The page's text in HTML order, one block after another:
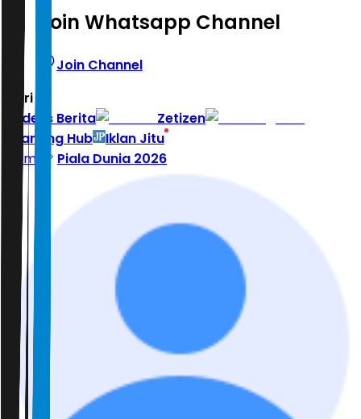
Join Whatsapp Channel
Join Channel
Hari ini
Indeks Berita
Zetizen
Learning Hub
Iklan Jitu
Home
Piala Dunia 2026